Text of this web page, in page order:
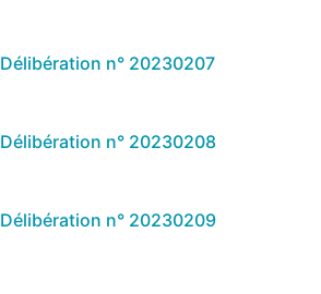
Délibération n° 20230207
Délibération n° 20230208
Délibération n° 20230209